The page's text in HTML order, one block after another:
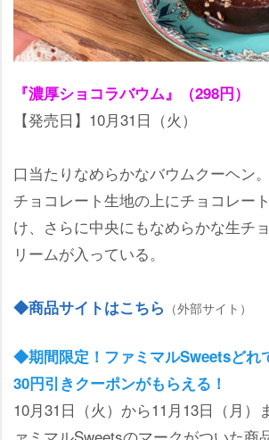
『濃厚ショコラバウム』（298円）
【発売日】10月31日（火）
口当たりなめらかなバウムクーヘン
チョコレート生地の上にチョコレー
け、さらに中央にもなめらかな生チ
リームが入っている。
◆商品サイトはこちら （外部サイト）
◆期間限定！ファミマルSweetsどれ
30円引きクーポンがもらえる！
10月31日（火）から11月13日（月）